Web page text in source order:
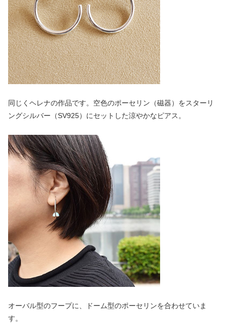
同じくヘレナの作品です。空色のポーセリン（磁器）をスターリ
ングシルバー（SV925）にセットした涼やかなピアス。
オーバル型のフープに、ドーム型のポーセリンを合わせていま
す。